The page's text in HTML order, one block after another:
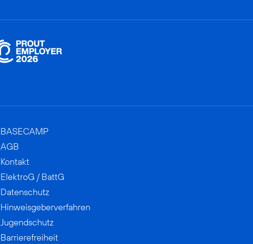
BASECAMP
AGB
Kontakt
ElektroG / BattG
Datenschutz
Hinweisgeberverfahren
Jugendschutz
Barrierefreiheit